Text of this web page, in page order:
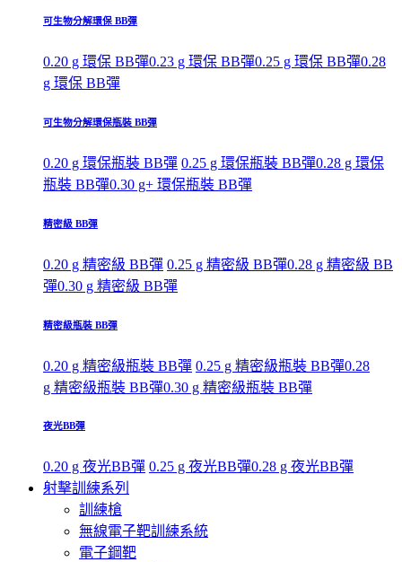
可生物分解環保 BB彈
0.20 g 環保 BB彈0.23 g 環保 BB彈0.25 g 環保 BB彈0.28
g 環保 BB彈
可生物分解環保瓶裝 BB彈
0.20 g 環保瓶裝 BB彈 0.25 g 環保瓶裝 BB彈0.28 g 環保
瓶裝 BB彈0.30 g+ 環保瓶裝 BB彈
精密級 BB彈
0.20 g 精密級 BB彈 0.25 g 精密級 BB彈0.28 g 精密級 BB
彈0.30 g 精密級 BB彈
精密級瓶裝 BB彈
0.20 g 精密級瓶裝 BB彈 0.25 g 精密級瓶裝 BB彈0.28
g 精密級瓶裝 BB彈0.30 g 精密級瓶裝 BB彈
夜光BB彈
0.20 g 夜光BB彈 0.25 g 夜光BB彈0.28 g 夜光BB彈
射擊訓練系列
訓練槍
無線電子靶訓練系統
電子鋼靶